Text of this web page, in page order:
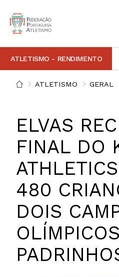
ATLETISMO - RENDIMENTO
INSTITUCIONAL
DOCUMENTAÇÃO
ARBITRAGEM
DECISÕES DISCIPLINARES
CONTACTOS
FOTOGRAFIAS
VIDEOS
IMAGEM DE MARCA FPA
COMUNICADOS DE IMPRENSA
NEWSLETTER FPA
ATLETISMO GERAL
ELVAS
FINAL DO
480
DOIS